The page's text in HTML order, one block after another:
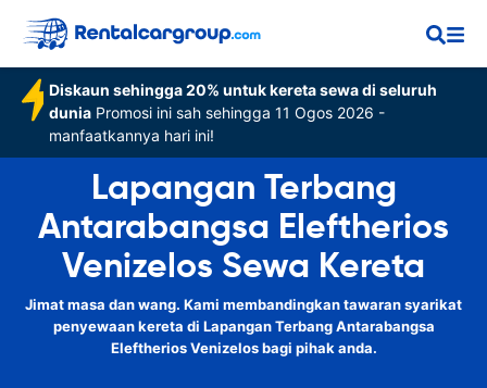
Diskaun sehingga 20% untuk kereta sewa di seluruh
dunia Promosi ini sah sehingga 11 Ogos 2026 -
manfaatkannya hari ini!
Lapangan Terbang
Antarabangsa Eleftherios
Venizelos Sewa Kereta
Jimat masa dan wang. Kami membandingkan tawaran syarikat
penyewaan kereta di Lapangan Terbang Antarabangsa
Eleftherios Venizelos bagi pihak anda.